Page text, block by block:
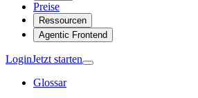
Preise
Ressourcen
Agentic Frontend
LoginJetzt starten
Glossar